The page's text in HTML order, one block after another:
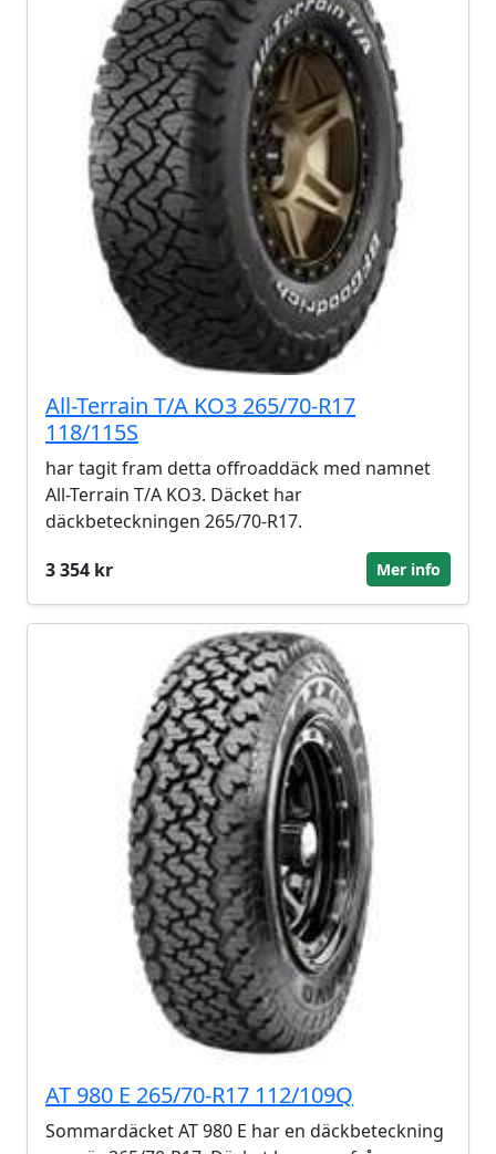
All-Terrain T/A KO3 265/70-R17
118/115S
har tagit fram detta offroaddäck med namnet
All-Terrain T/A KO3. Däcket har
däckbeteckningen 265/70-R17.
3 354 kr
Mer info
AT 980 E 265/70-R17 112/109Q
Sommardäcket AT 980 E har en däckbeteckning